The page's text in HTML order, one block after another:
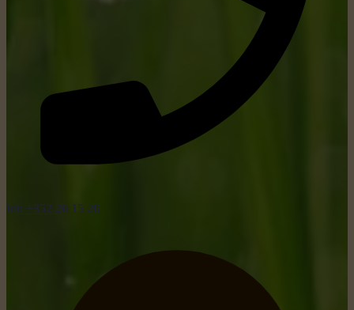
tel: +352 26 15 26